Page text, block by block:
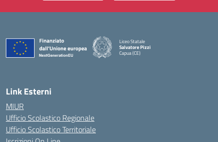
Liceo Statale
Salvatore Pizzi
Capua (CE)
— Visita la pagina iniziale della scuola
Link Esterni
MIUR
Ufficio Scolastico Regionale
Ufficio Scolastico Territoriale